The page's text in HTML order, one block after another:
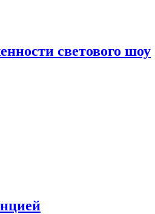
светового шоу